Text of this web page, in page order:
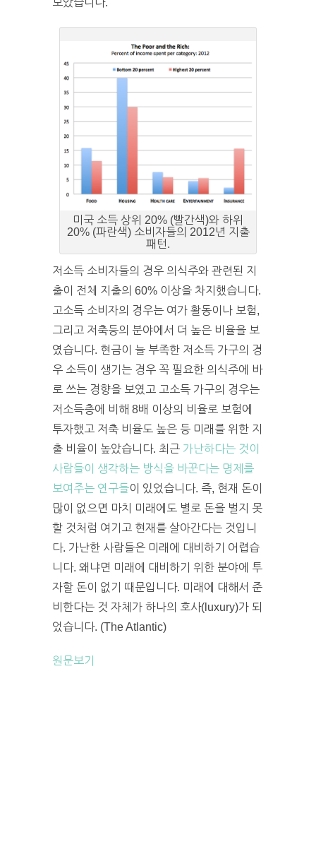
미국 소득 상위 20% (빨간색)와 하위
20% (파란색) 소비자들의 2012년 지출
패턴.
저소득 소비자들의 경우 의식주와 관련된 지
출이 전체 지출의 60% 이상을 차지했습니다.
고소득 소비자의 경우는 여가 활동이나 보험,
그리고 저축등의 분야에서 더 높은 비율을 보
였습니다. 현금이 늘 부족한 저소득 가구의 경
우 소득이 생기는 경우 꼭 필요한 의식주에 바
로 쓰는 경향을 보였고 고소득 가구의 경우는
저소득층에 비해 8배 이상의 비율로 보험에
투자했고 저축 비율도 높은 등 미래를 위한 지
출 비율이 높았습니다. 최근 가난하다는 것이
사람들이 생각하는 방식을 바꾼다는 명제를
보여주는 연구들이 있었습니다. 즉, 현재 돈이
많이 없으면 마치 미래에도 별로 돈을 벌지 못
할 것처럼 여기고 현재를 살아간다는 것입니
다. 가난한 사람들은 미래에 대비하기 어렵습
니다. 왜냐면 미래에 대비하기 위한 분야에 투
자할 돈이 없기 때문입니다. 미래에 대해서 준
비한다는 것 자체가 하나의 호사(luxury)가 되
었습니다. (The Atlantic)
원문보기